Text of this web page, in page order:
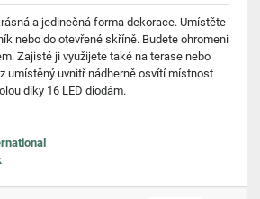
a jedinečná forma dekorace. Umístěte
nebo do otevřené skříně. Budete ohromeni
Zajisté ji využijete také na terase nebo
umístěný uvnitř nádherně osvítí místnost
díky 16 LED diodám.